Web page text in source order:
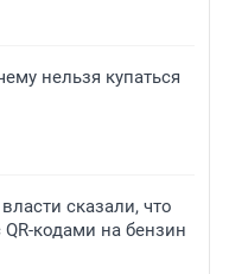
нельзя купаться
сказали, что
кодами на бензин